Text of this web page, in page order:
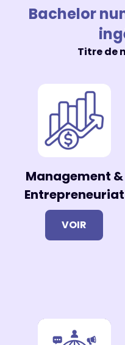
Bachelor
Titre de
Management &
Entrepreneuriat
VOIR